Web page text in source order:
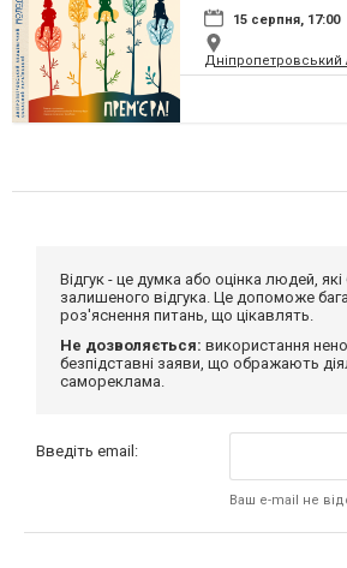
15 серпня, 17:00
Дніпропетровський
Відгук - це думка або оцінка людей,
залишеного відгука. Це допоможе
роз'яснення питань, що цікавлять.
Не дозволяється: використання
безпідставні заяви, що ображають
самореклама.
Введіть email:
Ваш e-mail не